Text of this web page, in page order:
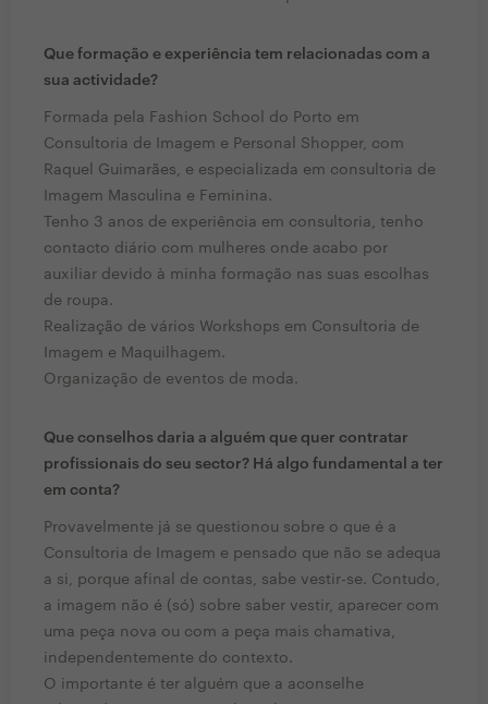
Que formação e experiência tem relacionadas com a
sua actividade?
Formada pela Fashion School do Porto em
Consultoria de Imagem e Personal Shopper, com
Raquel Guimarães, e especializada em consultoria de
Imagem Masculina e Feminina.
Tenho 3 anos de experiência em consultoria, tenho
contacto diário com mulheres onde acabo por
auxiliar devido à minha formação nas suas escolhas
de roupa.
Realização de vários Workshops em Consultoria de
Imagem e Maquilhagem.
Organização de eventos de moda.
Que conselhos daria a alguém que quer contratar
profissionais do seu sector? Há algo fundamental a ter
em conta?
Provavelmente já se questionou sobre o que é a
Consultoria de Imagem e pensado que não se adequa
a si, porque afinal de contas, sabe vestir-se. Contudo,
a imagem não é (só) sobre saber vestir, aparecer com
uma peça nova ou com a peça mais chamativa,
independentemente do contexto.
O importante é ter alguém que a aconselhe